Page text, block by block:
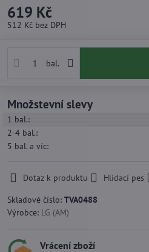
619 Kč
512 Kč bez DPH
bal.
Množstevní slevy
1 bal.:
2-4 bal.:
5 bal. a víc:
Dotaz k produktu Hlídací pes
Skladové číslo: TVA0488
Výrobce: LG (AM)
Vrácení zboží